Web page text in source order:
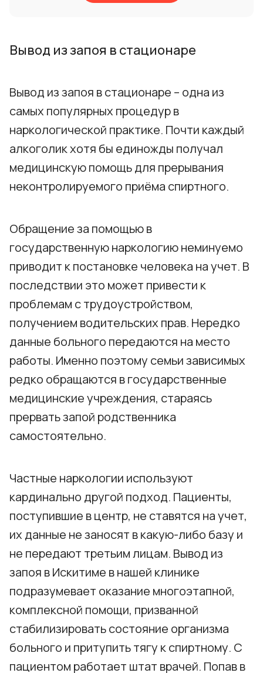
Вывод из запоя в стационаре
Вывод из запоя в стационаре – одна из
самых популярных процедур в
наркологической практике. Почти каждый
алкоголик хотя бы единожды получал
медицинскую помощь для прерывания
неконтролируемого приёма спиртного.
Обращение за помощью в
государственную наркологию неминуемо
приводит к постановке человека на учет. В
последствии это может привести к
проблемам с трудоустройством,
получением водительских прав. Нередко
данные больного передаются на место
работы. Именно поэтому семьи зависимых
редко обращаются в государственные
медицинские учреждения, стараясь
прервать запой родственника
самостоятельно.
Частные наркологии используют
кардинально другой подход. Пациенты,
поступившие в центр, не ставятся на учет,
их данные не заносят в какую-либо базу и
не передают третьим лицам. Вывод из
запоя в Искитиме в нашей клинике
подразумевает оказание многоэтапной,
комплексной помощи, призванной
стабилизировать состояние организма
больного и притупить тягу к спиртному. С
пациентом работает штат врачей. Попав в